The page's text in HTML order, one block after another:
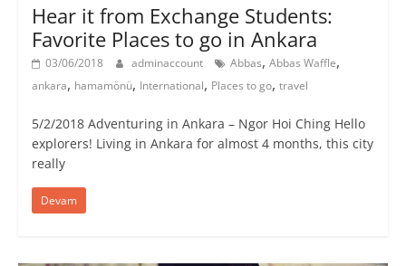
Hear it from Exchange Students:
Favorite Places to go in Ankara
03/06/2018 adminaccount Abbas, Abbas Waffle,
ankara, hamamönü, International, Places to go, travel
5/2/2018 Adventuring in Ankara – Ngor Hoi Ching Hello
explorers! Living in Ankara for almost 4 months, this city
really
Devam